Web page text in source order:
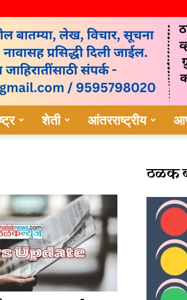
शेती आंतरराष्ट्रीय
ठळक